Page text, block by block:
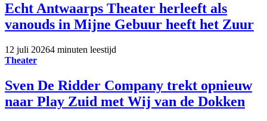
Echt Antwaarps Theater herleeft als
vanouds in Mijne Gebuur heeft het Zuur
12 juli 20264 minuten leestijd
Theater
Sven De Ridder Company trekt opnieuw
naar Play Zuid met Wij van de Dokken